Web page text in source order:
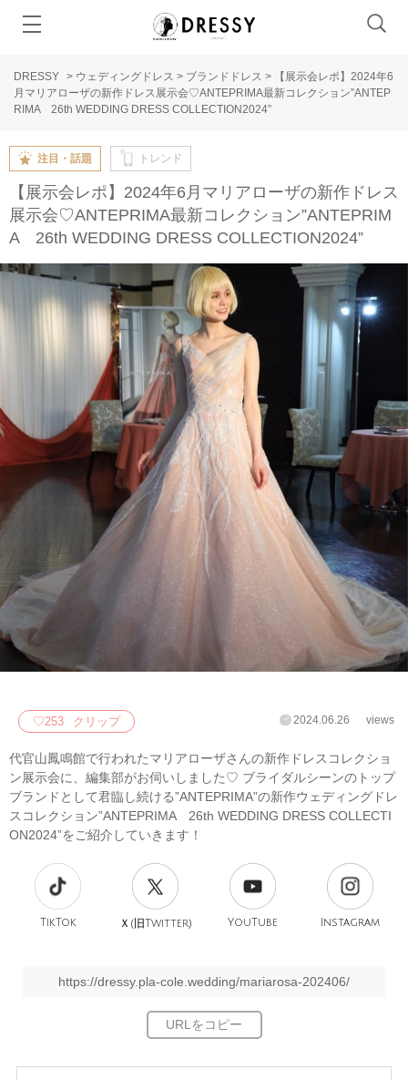
DRESSY > ウェディングドレス > ブランドドレス >
【展示会レポ】2024年6
月マリアローザの新作ドレス展示会♡ANTEPRIMA最新コレクション”ANTEP
RIMA 26th WEDDING DRESS COLLECTION2024”
注目・話題 トレンド
【展示会レポ】2024年6月マリアローザの新作ドレス
展示会♡ANTEPRIMA最新コレクション”ANTEPRIM
A 26th WEDDING DRESS COLLECTION2024”
♡253 クリップ 2024.06.26 views
代官山鳳鳴館で行われたマリアローザさんの新作ドレスコレクショ
ン展示会に、編集部がお伺いしました♡ ブライダルシーンのトップ
ブランドとして君臨し続ける”ANTEPRIMA”の新作ウェディングドレ
スコレクション”ANTEPRIMA 26th WEDDING DRESS COLLECTI
ON2024”をご紹介していきます！
TikTok Ｘ(旧Twitter) YouTube Instagram
https://dressy.pla-cole.wedding/mariarosa-202406/